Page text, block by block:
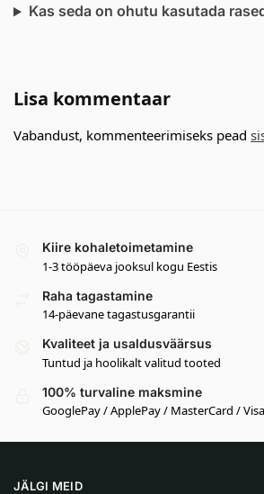
Kas seda on ohutu kasutada
Lisa kommentaar
Vabandust, kommenteerimiseks pead
Kiire kohaletoimetamine
1-3 tööpäeva jooksul kogu Eestis
Raha tagastamine
14-päevane tagastusgarantii
Kvaliteet ja usaldusväärsus
Tuntud ja hoolikalt valitud tooted
100% turvaline maksmine
GooglePay / ApplePay / MasterCard / Visa
JÄLGI MEID